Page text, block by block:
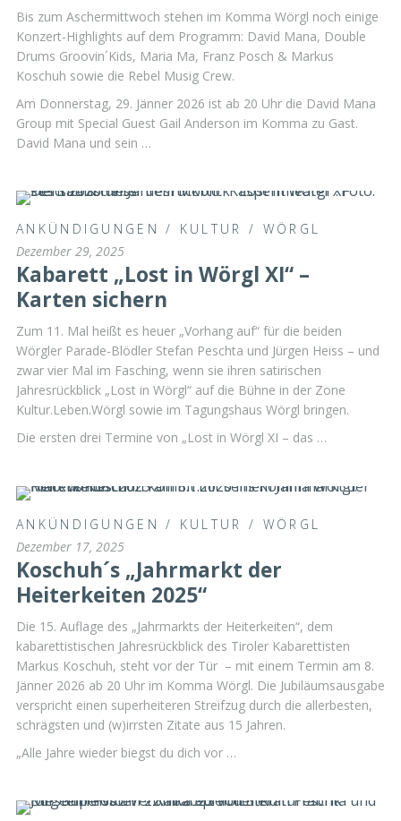
Bis zum Aschermittwoch stehen im Komma Wörgl noch einige
Konzert-Highlights auf dem Programm: David Mana, Double
Drums Groovin´Kids, Maria Ma, Franz Posch & Markus
Koschuh sowie die Rebel Musig Crew.
Am Donnerstag, 29. Jänner 2026 ist ab 20 Uhr die David Mana
Group mit Special Guest Gail Anderson im Komma zu Gast.
David Mana und sein …
ANKÜNDIGUNGEN / KULTUR / WÖRGL
Dezember 29, 2025
Kabarett „Lost in Wörgl XI“ –
Karten sichern
Zum 11. Mal heißt es heuer „Vorhang auf“ für die beiden
Wörgler Parade-Blödler Stefan Peschta und Jürgen Heiss – und
zwar vier Mal im Fasching, wenn sie ihren satirischen
Jahresrückblick „Lost in Wörgl“ auf die Bühne in der Zone
Kultur.Leben.Wörgl sowie im Tagungshaus Wörgl bringen.
Die ersten drei Termine von „Lost in Wörgl XI – das …
ANKÜNDIGUNGEN / KULTUR / WÖRGL
Dezember 17, 2025
Koschuh´s „Jahrmarkt der
Heiterkeiten 2025“
Die 15. Auflage des „Jahrmarkts der Heiterkeiten“, dem
kabarettistischen Jahresrückblick des Tiroler Kabarettisten
Markus Koschuh, steht vor der Tür – mit einem Termin am 8.
Jänner 2026 ab 20 Uhr im Komma Wörgl. Die Jubiläumsausgabe
verspricht einen superheiteren Streifzug durch die allerbesten,
schrägsten und (w)irrsten Zitate aus 15 Jahren.
„Alle Jahre wieder biegst du dich vor …